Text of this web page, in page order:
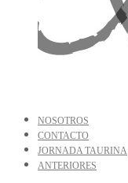
NOSOTROS
CONTACTO
JORNADA TAURINA
ANTERIORES